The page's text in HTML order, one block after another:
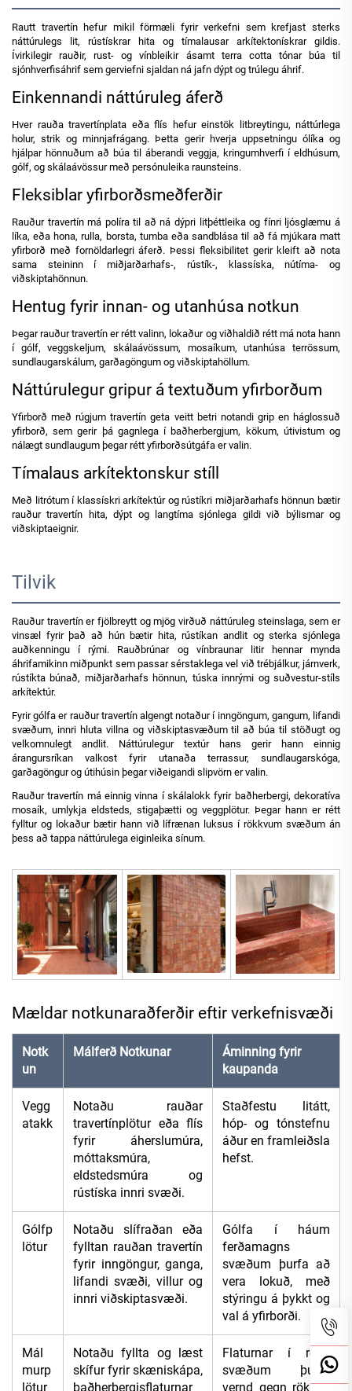
Rautt travertín hefur mikil förmæli fyrir verkefni sem krefjast sterks
náttúrulegs lit, rústískrar hita og tímalausar arkítektonískrar gildis.
Ívirkilegir rauðir, rust- og vínbleikir ásamt terra cotta tónar búa til
sjónhverfisáhrif sem gerviefni sjaldan ná jafn dýpt og trúlegu áhrif.
Einkennandi náttúruleg áferð
Hver rauða travertínplata eða flís hefur einstök litbreytingu, náttúrlega
holur, strik og minnjafrágang. Þetta gerir hverja uppsetningu ólíka og
hjálpar hönnuðum að búa til áberandi veggja, kringumhverfi í eldhúsum,
gólf, og skálaávössur með persónuleika raunsteins.
Fleksiblar yfirborðsmeðferðir
Rauður travertín má políra til að ná dýpri litþéttleika og fínri ljósglæmu á
líka, eða hona, rulla, borsta, tumba eða sandblása til að fá mjúkara matt
yfirborð með fornöldarlegri áferð. Þessi fleksibilitet gerir kleift að nota
sama steininn í miðjarðarhafs-, rústík-, klassíska, nútíma- og
viðskiptahönnun.
Hentug fyrir innan- og utanhúsa notkun
Þegar rauður travertín er rétt valinn, lokaður og viðhaldið rétt má nota hann
í gólf, veggskeljum, skálaávössum, mosaíkum, utanhúsa terrössum,
sundlaugarskálum, garðagöngum og viðskiptahöllum.
Náttúrulegur gripur á textuðum yfirborðum
Yfirborð með rúgjum travertín geta veitt betri notandi grip en háglossuð
yfirborð, sem gerir þá gagnlega í baðherbergjum, kökum, útivistum og
nálægt sundlaugum þegar rétt yfirborðsútgáfa er valin.
Tímalaus arkítektonskur stíll
Með litrótum í klassískri arkítektúr og rústíkri miðjarðarhafs hönnun bætir
rauður travertín hita, dýpt og langtíma sjónlega gildi við býlismar og
viðskiptaeignir.
Tilvik
Rauður travertín er fjölbreytt og mjög virðuð náttúruleg steinslaga, sem er
vinsæl fyrir það að hún bætir hita, rústíkan andlit og sterka sjónlega
auðkenningu í rými. Rauðbrúnar og vínbraunar litir hennar mynda
áhrifamikinn miðpunkt sem passar sérstaklega vel við trébjálkur, járnverk,
rústíkta búnað, miðjarðarhafs hönnun, túska innrými og suðvestur-stíls
arkítektúr.
Fyrir gólfa er rauður travertín algengt notaður í inngöngum, gangum, lifandi
svæðum, innri hluta villna og viðskiptasvæðum til að búa til stöðugt og
velkomnulegt andlit. Náttúrulegur textúr hans gerir hann einnig
árangursríkan valkost fyrir utanaða terrassur, sundlaugarskóga,
garðagöngur og útihúsin þegar viðeigandi slipvörn er valin.
Rauður travertín má einnig vinna í skálalokk fyrir baðherbergi, dekoratíva
mosaík, umlykja eldsteds, stigaþætti og veggplötur. Þegar hann er rétt
fylltur og lokaður bætir hann við lífrænan luksus í rökkvum svæðum án
þess að tappa náttúrulega eiginleika sínum.
Mældar notkunaraðferðir eftir verkefnisvæði
Notk
un
Málferð Notkunar
Áminning fyrir
kaupanda
Vegg
atakk
Notaðu rauðar
travertínplötur eða flís
fyrir áherslumúra,
móttaksmúra,
eldstedsmúra og
rústíska innri svæði.
Staðfestu litátt,
hóp- og tónstefnu
áður en framleiðsla
hefst.
Gólfp
lötur
Notaðu slífraðan eða
fylltan rauðan travertín
fyrir inngöngur, ganga,
lifandi svæði, villur og
innri viðskiptasvæði.
Gólfa í háum
ferðamagns
svæðum þurfa að
vera lokuð, með
stýringu á þykkt og
val á yfirborði.
Mál
murp
lötur
Notaðu fyllta og læst
skífur fyrir skæniskápa,
baðherbergisflaturnar
Flaturnar í röku
svæðum þurfa
vernd gegn rök og